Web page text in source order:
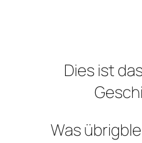
Dies ist
Was